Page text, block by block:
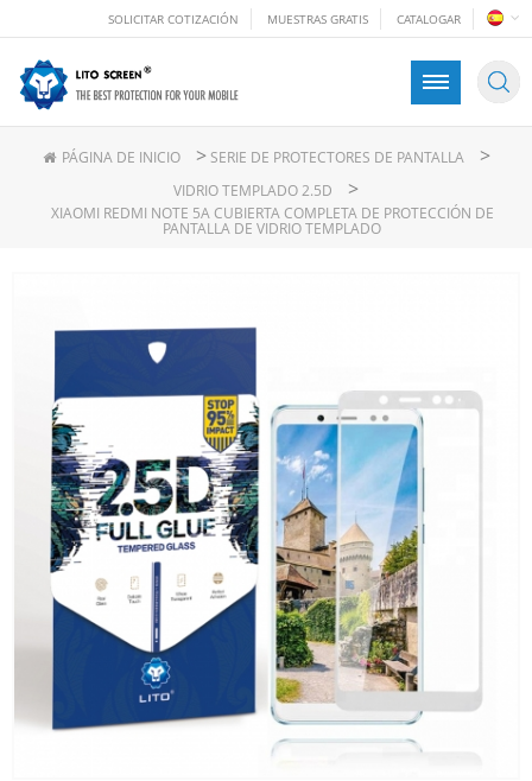
SOLICITAR COTIZACIÓN MUESTRAS GRATIS CATALOGAR
PÁGINA DE INICIO > SERIE DE PROTECTORES DE PANTALLA >
VIDRIO TEMPLADO 2.5D >
XIAOMI REDMI NOTE 5A CUBIERTA COMPLETA DE PROTECCIÓN DE
PANTALLA DE VIDRIO TEMPLADO